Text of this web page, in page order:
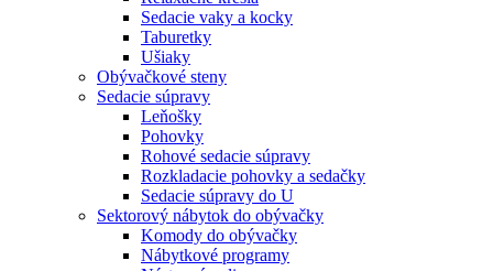
Sedacie vaky a kocky
Taburetky
Ušiaky
Obývačkové steny
Sedacie súpravy
Leňošky
Pohovky
Rohové sedacie súpravy
Rozkladacie pohovky a sedačky
Sedacie súpravy do U
Sektorový nábytok do obývačky
Komody do obývačky
Nábytkové programy